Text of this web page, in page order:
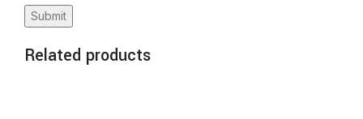
Related products